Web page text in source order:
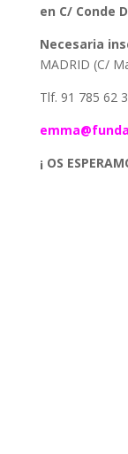
en C/ Conde
Necesaria
MADRID (C/
Tlf. 91 785 62
¡ OS